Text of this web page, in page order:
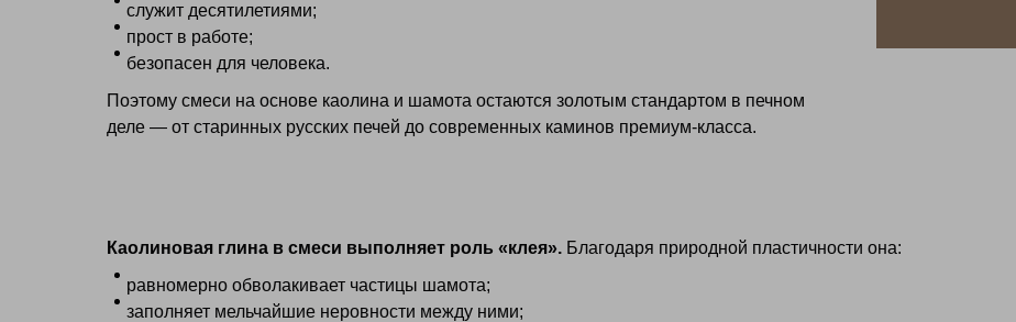
служит десятилетиями;
прост в работе;
безопасен для человека.
Поэтому смеси на основе каолина и шамота остаются золотым стандартом в печном
деле — от старинных русских печей до современных каминов премиум‑класса.
Каолиновая глина в смеси выполняет роль «клея». Благодаря природной пластичности она:
равномерно обволакивает частицы шамота;
заполняет мельчайшие неровности между ними;